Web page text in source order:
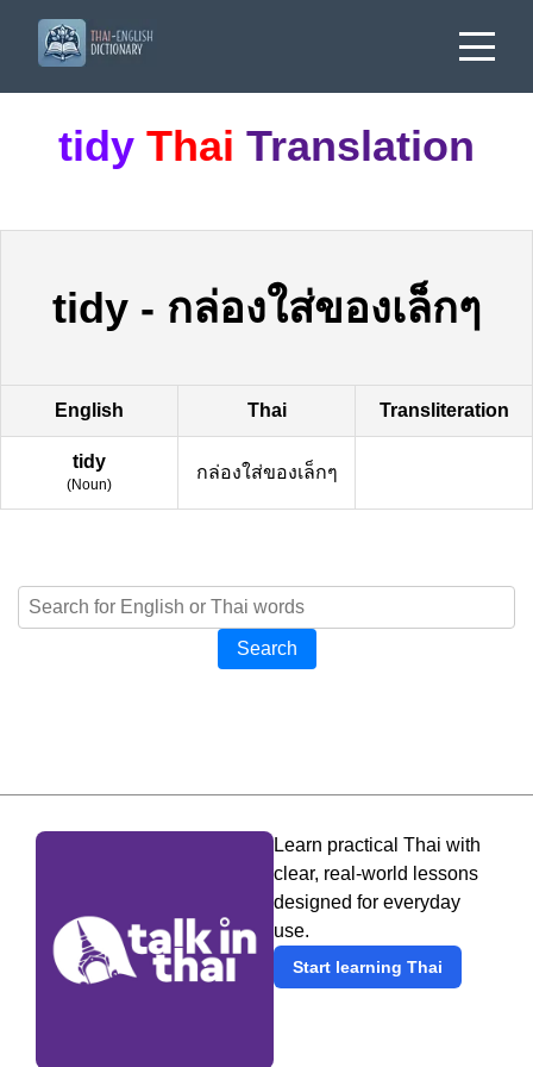
tidy Thai Translation
tidy - กล่องใส่ของเล็กๆ
English Thai Transliteration
tidy
(Noun)
กล่องใส่ของเล็กๆ
Search
Learn practical Thai with
clear, real-world lessons
designed for everyday
use.
Start learning Thai